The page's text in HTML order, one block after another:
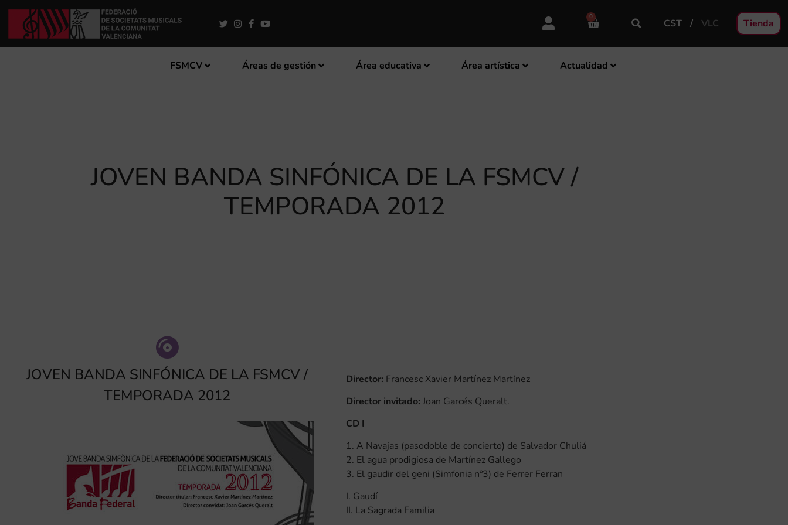
0
CST VLC Tienda
FSMCV Áreas de gestión Área educativa Área artística Actualidad
JOVEN BANDA SINFÓNICA DE LA FSMCV /
TEMPORADA 2012
JOVEN BANDA SINFÓNICA DE LA FSMCV /
TEMPORADA 2012
Director: Francesc Xavier Martínez Martínez
Director invitado: Joan Garcés Queralt.
CD I
1. A Navajas (pasodoble de concierto) de Salvador Chuliá
2. El agua prodigiosa de Martínez Gallego
3. El gaudir del geni (Simfonia nº3) de Ferrer Ferran
I. Gaudí
II. La Sagrada Familia